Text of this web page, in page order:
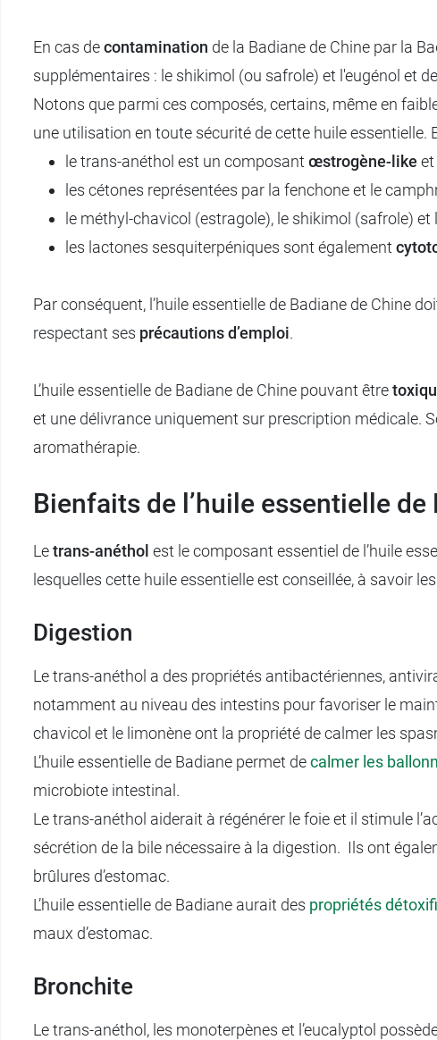
En cas decontamination de la Badiane de Chine par la
supplémentaires : le shikimol (ou safrole) et l'eugénol et
Notons que parmi ces composés, certains, même en
une utilisation en toute sécurité de cette huile essentielle.
le trans-anéthol est un composant œstrogène-like et
les cétones représentées par la fenchone et le
le méthyl-chavicol (estragole), le shikimol (safrole) et
les lactones sesquiterpéniques sont également
Par conséquent, l’huile essentielle de Badiane de Chine
respectant ses précautions d’emploi.
L’huile essentielle de Badiane de Chine pouvant être
et une délivrance uniquement sur prescription médicale.
aromathérapie.
Bienfaits de l’huile essentielle de
Letrans-anéthol est le composant essentiel de l’huile
lesquelles cette huile essentielle est conseillée, à savoir
Digestion
Le trans-anéthol a des propriétés antibactériennes,
notamment au niveau des intestins pour favoriser le
chavicol et le limonène ont la propriété de calmer les
L’huile essentielle de Badiane permet decalmer les
microbiote intestinal.
Le trans-anéthol aiderait à régénérer le foie et il stimule
sécrétion de la bile nécessaire à la digestion. Ils ont
brûlures d’estomac.
L’huile essentielle de Badiane aurait des propriétés
maux d’estomac.
Bronchite
Le trans-anéthol, les monoterpènes et l’eucalyptol